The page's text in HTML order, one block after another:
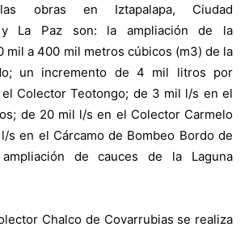
obras en Iztapalapa, Ciudad
y La Paz son: la ampliación de la
mil a 400 mil metros cúbicos (m3) de la
un incremento de 4 mil litros por
Colector Teotongo; de 3 mil l/s en el
de 20 mil l/s en el Colector Carmelo
s en el Cárcamo de Bombeo Bordo de
de cauces de la Laguna
Chalco de Covarrubias se realiza